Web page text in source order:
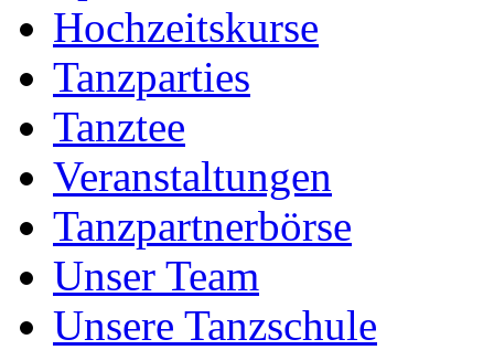
Hochzeitskurse
Tanzparties
Tanztee
Veranstaltungen
Tanzpartnerbörse
Unser Team
Unsere Tanzschule